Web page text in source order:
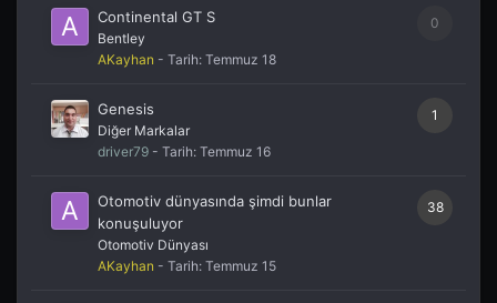
0
Continental GT S
Bentley
AKayhan - Tarih: Temmuz 18
1
Genesis
Diğer Markalar
driver79 - Tarih: Temmuz 16
38
Otomotiv dünyasında şimdi bunlar
konuşuluyor
Otomotiv Dünyası
AKayhan - Tarih: Temmuz 15